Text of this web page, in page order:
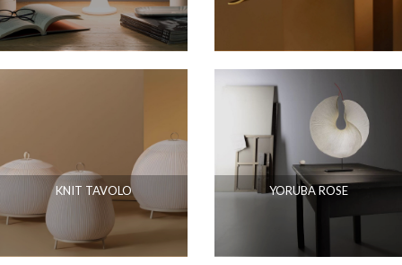
KNIT TAVOLO YORUBA ROSE